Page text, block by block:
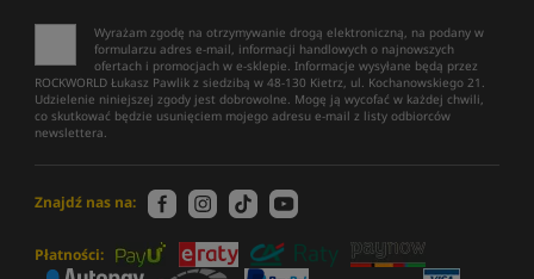
Wyrażam zgodę na otrzymywanie drogą elektroniczną, na podany w
formularzu adres e-mail, informacji handlowych o najnowszych
ofertach i promocjach w e-sklepie. Informacje wysyłane będą przez
ROCKWORLD Łukasz Pawlik z siedzibą w 48-130 Kietrz, ul. Kochanowskiego 21.
Udzielenie niniejszej zgody jest dobrowolne. Mogę ją wycofać w każdej chwili,
co skutkować będzie usunięciem mojego adresu e-mail z listy odbiorców
newslettera.
Znajdź nas na:
Płatności: